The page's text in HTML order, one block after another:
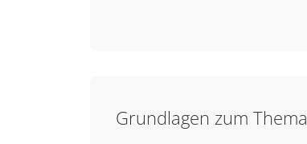
Grundlagen zum Thema